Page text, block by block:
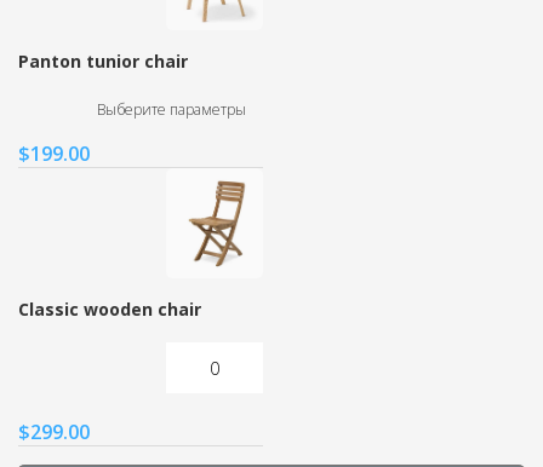
Panton tunior chair
Выберите параметры
$199.00
Classic wooden chair
$299.00